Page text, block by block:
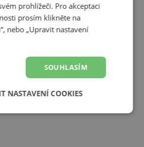
prohlížeči. Pro akceptaci
prosím klikněte na
nebo „Upravit nastavení
SOUHLASÍM
NASTAVENÍ COOKIES